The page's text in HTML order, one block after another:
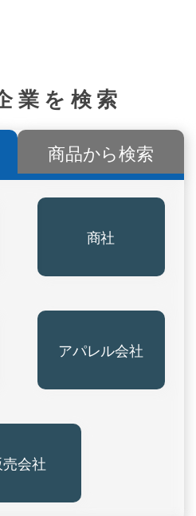
業を検索
商社
アパレル会社
会社
商品から検索